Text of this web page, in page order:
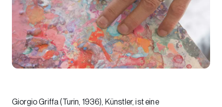
Giorgio Griffa (Turin, 1936), Künstler, ist eine